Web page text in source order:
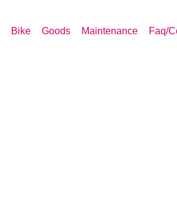
Bike Goods Maintenance Faq/